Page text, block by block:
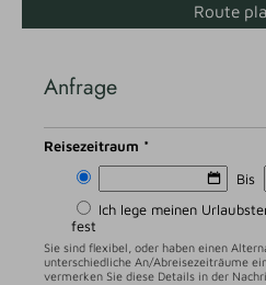
Route
Anfrage
Reisezeitraum *
Bis
Ich lege meinen
fest
Sie sind flexibel, oder haben einen
unterschiedliche An/Abreisezeiträume
vermerken Sie diese Details in der